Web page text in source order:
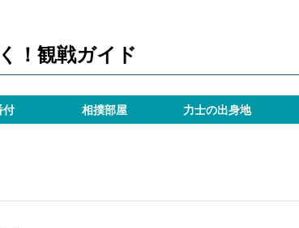
！観戦ガイド
付 相撲部屋 力士の出身地